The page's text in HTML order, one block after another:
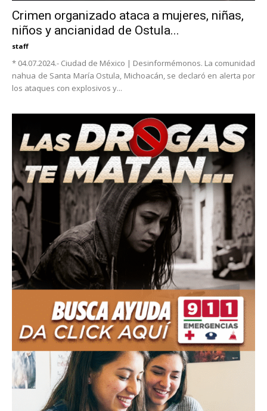
Crimen organizado ataca a mujeres, niñas,
niños y ancianidad de Ostula...
staff
* 04.07.2024.- Ciudad de México | Desinformémonos. La comunidad
nahua de Santa María Ostula, Michoacán, se declaró en alerta por
los ataques con explosivos y...